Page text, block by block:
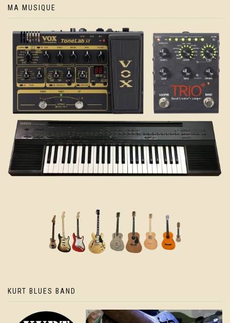
MA MUSIQUE
KURT BLUES BAND